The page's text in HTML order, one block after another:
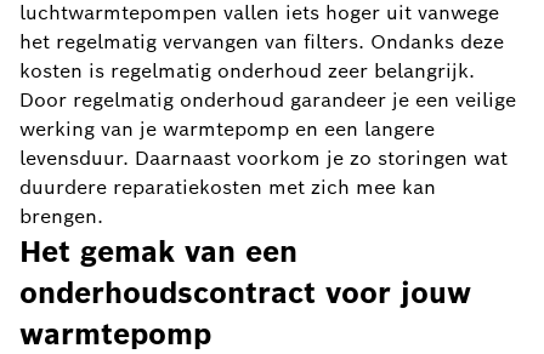
luchtwarmtepompen vallen iets hoger uit vanwege
het regelmatig vervangen van filters. Ondanks deze
kosten is regelmatig onderhoud zeer belangrijk.
Door regelmatig onderhoud garandeer je een veilige
werking van je warmtepomp en een langere
levensduur. Daarnaast voorkom je zo storingen wat
duurdere reparatiekosten met zich mee kan
brengen.
Het gemak van een
onderhoudscontract voor jouw
warmtepomp